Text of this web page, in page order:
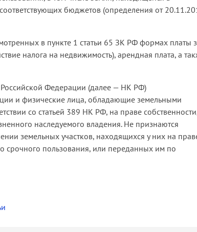
бюджетов (определения от
в пункте 1 статьи 65 ЗК РФ формах платы
налога на недвижимость), арендная плата, а
Российской Федерации (далее — НК РФ)
и физические лица, обладающие земельными
со статьей 389 НК РФ, на праве
наследуемого владения. Не признаются
земельных участков, находящихся у них на
срочного пользования, или переданных им по